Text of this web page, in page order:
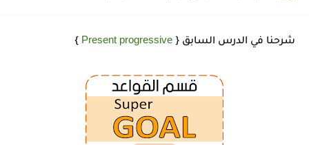
شرحنا في الدرس السابق { Present progressive
}